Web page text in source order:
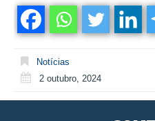
Notícias
2 outubro, 2024